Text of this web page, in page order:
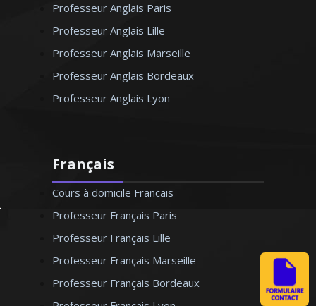
Professeur Anglais Paris
Professeur Anglais Lille
Professeur Anglais Marseille
Professeur Anglais Bordeaux
Professeur Anglais Lyon
Français
Cours à domicile Francais
Professeur Français Paris
Professeur Français Lille
Professeur Français Marseille
Professeur Français Bordeaux